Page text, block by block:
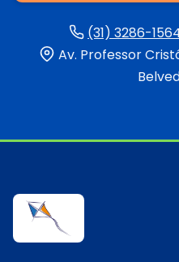
(31) 3286-
Av. Professor